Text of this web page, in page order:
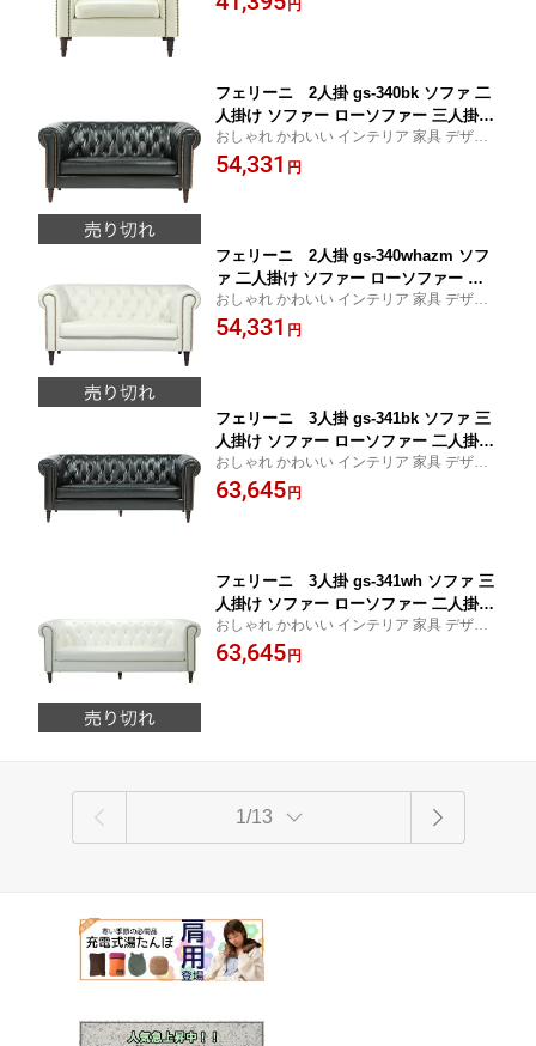
レゼント 東谷 AZUMAYA あづまや 新生活
円
フェリーニ 2人掛 gs-340bk ソファ 二
人掛け ソファー ローソファー 三人掛け
アメリカン 北欧 ビンテージ アンティー
ク おしゃれ インテリア 家具 新生活 一
おしゃれ かわいい インテリア 家具 デザイ
ン デザイナーズ 家具 雑貨 お洒落 ギフト プ
レゼント 東谷 AZUMAYA あづまや 新生活
54,331 円
フェリーニ 2人掛 gs-340whazm ソフ
ァ 二人掛け ソファー ローソファー 三
人掛け アメリカン 北欧 ビンテージ ア
ンティーク おしゃれ インテリア 家具
おしゃれ かわいい インテリア 家具 デザイ
ン デザイナーズ 家具 雑貨 お洒落 ギフト プ
レゼント 東谷 AZUMAYA あづまや 新生活
54,331 円
フェリーニ 3人掛 gs-341bk ソファ 三
人掛け ソファー ローソファー 二人掛け
アメリカン 北欧 ビンテージ アンティー
ク レザー ファブリック おしゃれ イン
おしゃれ かわいい インテリア 家具 デザイ
ン デザイナーズ 家具 雑貨 お洒落 ギフト プ
レゼント 東谷 AZUMAYA あづまや 新生活
63,645 円
フェリーニ 3人掛 gs-341wh ソファ 三
人掛け ソファー ローソファー 二人掛け
アメリカン 北欧 ビンテージ アンティー
ク レザー ファブリック おしゃれ イン
おしゃれ かわいい インテリア 家具 デザイ
ン デザイナーズ 家具 雑貨 お洒落 ギフト プ
レゼント 東谷 AZUMAYA あづまや 新生活
63,645 円
1/13